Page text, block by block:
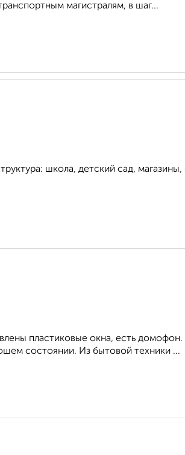
магистралям, в шаг...
школа, детский сад, магазины,
пластиковые окна, есть домофон.
состоянии. Из бытовой техники ...